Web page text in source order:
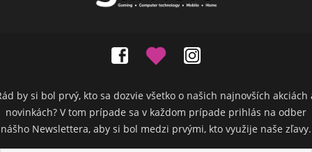
by si bol prvý, kto sa dozvie všetko o našich najnovších akciách
novinkách? V tom prípade sa v každom prípade prihlás na odber
nášho Newslettera, aby si bol medzi prvými, kto využije naše zľavy.